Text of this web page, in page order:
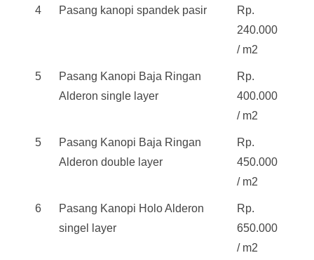
4 Pasang kanopi spandek pasir
Rp.
240.000
/ m2
5
Pasang Kanopi Baja Ringan
Alderon single layer
Rp.
400.000
/ m2
5
Pasang Kanopi Baja Ringan
Alderon double layer
Rp.
450.000
/ m2
6
Pasang Kanopi Holo Alderon
singel layer
Rp.
650.000
/ m2